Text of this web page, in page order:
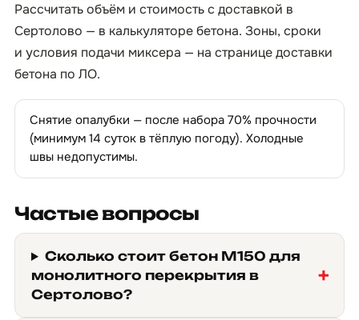
Рассчитать объём и стоимость с доставкой в
Сертолово — в калькуляторе бетона. Зоны, сроки
и условия подачи миксера — на страницедоставки
бетона по ЛО.
Снятие опалубки — после набора 70% прочности
(минимум 14 суток в тёплую погоду). Холодные
швы недопустимы.
Частые вопросы
Сколько стоит бетон М150 для
монолитного перекрытия в
Сертолово?